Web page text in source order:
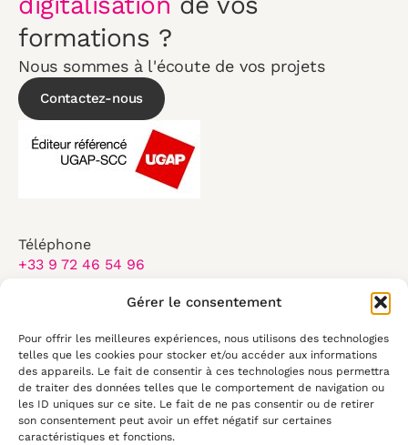
Gérer le consentement
Pour offrir les meilleures expériences, nous utilisons des technologies
telles que les cookies pour stocker et/ou accéder aux informations
des appareils. Le fait de consentir à ces technologies nous permettra
de traiter des données telles que le comportement de navigation ou
les ID uniques sur ce site. Le fait de ne pas consentir ou de retirer
son consentement peut avoir un effet négatif sur certaines
caractéristiques et fonctions.
formations ?
Nous sommes à l'écoute de vos projets
Contactez-nous
Téléphone
+33 9 72 46 54 96
Du lundi au vendredi :
8:30-17:30
50 rue Antoine de Saint Exupéry
29490, Guipavas